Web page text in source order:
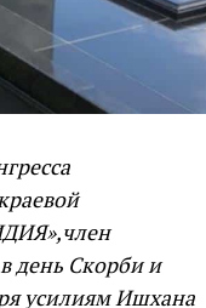
день Скорби и
усилиям Ишхана